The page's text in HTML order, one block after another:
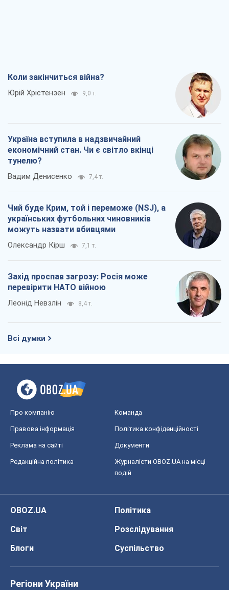
Коли закінчиться війна?
Юрій Хрістензен 9,0 т.
Україна вступила в надзвичайний
економічний стан. Чи є світло вкінці
тунелю?
Вадим Денисенко 7,4 т.
Чий буде Крим, той і переможе (NSJ), а
українських футбольних чиновників
можуть назвати вбивцями
Олександр Кірш 7,1 т.
Захід проспав загрозу: Росія може
перевірити НАТО війною
Леонід Невзлін 8,4 т.
Всі думки
Про компанію Команда
Правова інформація Політика конфіденційності
Реклама на сайті Документи
Редакційна політика
Журналісти OBOZ.UA на місці
подій
OBOZ.UA
Політика
Світ
Розслідування
Блоги
Суспільство
Регіони України